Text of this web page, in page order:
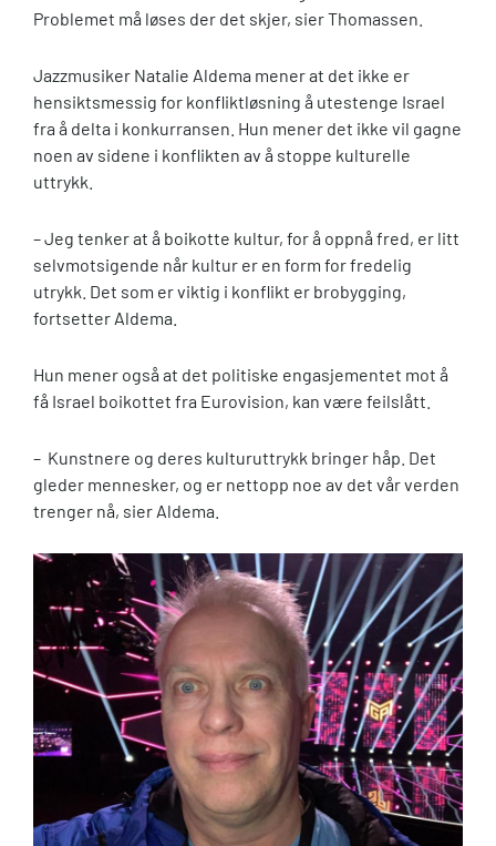
Problemet må løses der det skjer, sier Thomassen.
Jazzmusiker Natalie Aldema mener at det ikke er
hensiktsmessig for konfliktløsning å utestenge Israel
fra å delta i konkurransen. Hun mener det ikke vil gagne
noen av sidene i konflikten av å stoppe kulturelle
uttrykk.
– Jeg tenker at å boikotte kultur, for å oppnå fred, er litt
selvmotsigende når kultur er en form for fredelig
utrykk. Det som er viktig i konflikt er brobygging,
fortsetter Aldema.
Hun mener også at det politiske engasjementet mot å
få Israel boikottet fra Eurovision, kan være feilslått.
– Kunstnere og deres kulturuttrykk bringer håp . Det
gleder mennesker, og er nettopp noe av det vår verden
trenger nå, sier Aldema